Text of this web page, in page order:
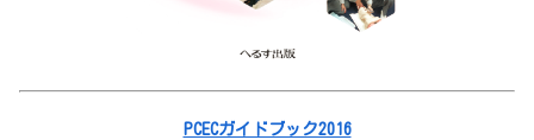
PCECガイドブック2016